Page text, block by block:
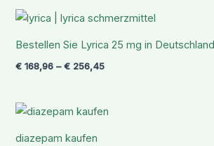
Bestellen Sie Lyrica 25 mg in Deutschland
€ 168,96 –€ 256,45
Preisspanne:
€ 256,45
diazepam kaufen
Preisspanne: